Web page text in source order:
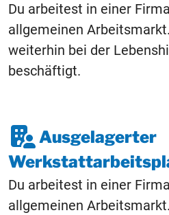
Du arbeitest in einer
allgemeinen
weiterhin bei der
beschäftigt.
Ausgelagerter
Du arbeitest in einer
allgemeinen